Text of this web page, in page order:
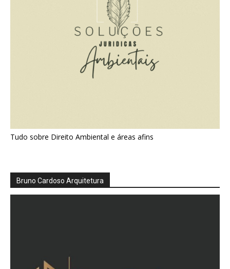
Tudo sobre Direito Ambiental e áreas afins
Bruno Cardoso Arquitetura